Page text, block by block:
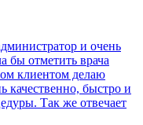
и очень
бы отметить врача
клиентом делаю
качественно, быстро и
Так же отвечает